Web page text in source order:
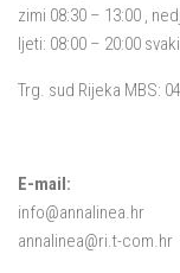
zimi 08:30 – 13:00 ,
ljeti: 08:00 – 20:00
Trg. sud Rijeka MBS:
E-mail:
info@annalinea.hr
annalinea@ri.t-com.hr